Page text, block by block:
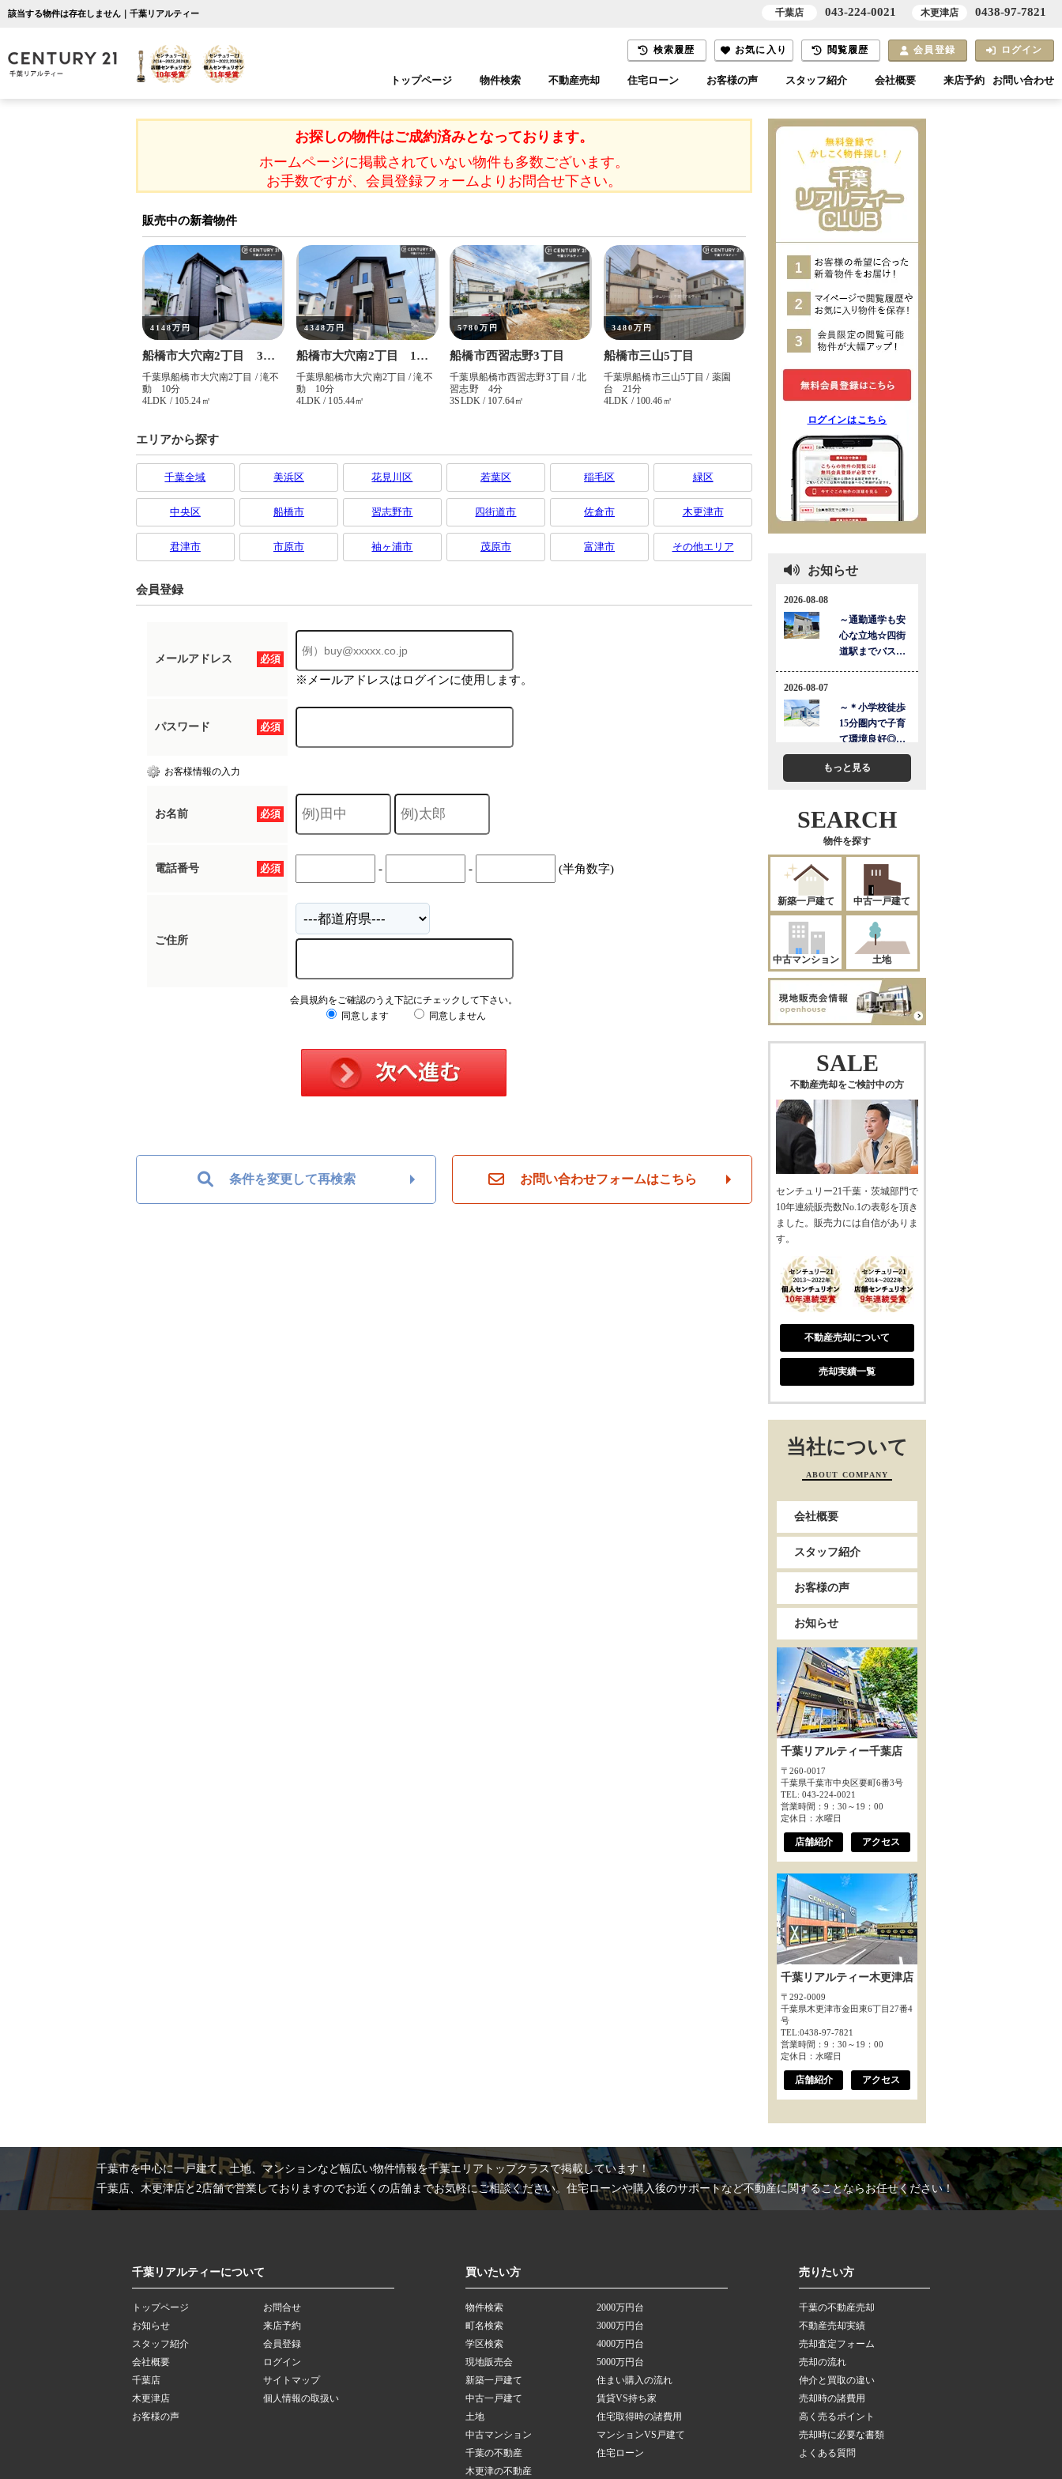
該当する物件は存在しません｜千葉リアルティー
検索履歴 お気に入り 閲覧履歴 会員登録 ログイン
トップページ 物件検索
千葉エリア 木更津エリア
不動産売却 住宅ローン お客様の声 スタッフ紹介 会社概要 来店予約 お問い合わせ
お探しの物件はご成約済みとなっております。
ホームページに掲載されていない物件も多数ございます。
お手数ですが、会員登録フォームよりお問合せ下さい。
エリアから探す
千葉全域 美浜区 花見川区 若葉区 稲毛区 緑区
中央区 船橋市 習志野市 四街道市 佐倉市 木更津市
君津市 市原市 袖ヶ浦市 茂原市 富津市 その他エリア
会員登録
必須
メールアドレス
※メールアドレスはログインに使用します。
必須
パスワード
お客様情報の入力
必須
お名前
必須
電話番号 - - (半角数字)
ご住所
会員規約をご確認のうえ下記にチェックして下さい。
同意します
同意しません
条件を変更して再検索 お問い合わせフォームはこちら
ログインはこちら
お知らせ
もっと見る
SEARCH
物件を探す
新築一戸建て 中古一戸建て
中古マンション 土地
SALE
不動産売却をご検討中の方
センチュリー21千葉・茨城部門で
10年連続販売数No.1の表彰を頂き
ました。販売力には自信がありま
す。
不動産売却について
売却実績一覧
当社について
ABOUT COMPANY
会社概要
スタッフ紹介
お客様の声
お知らせ
千葉リアルティー千葉店
〒260-0017
千葉県千葉市中央区要町6番3号
TEL: 043-224-0021
営業時間：9：30～19：00
定休日：水曜日
店舗紹介 アクセス
千葉リアルティー木更津店
〒292-0009
千葉県木更津市金田東6丁目27番4
号
TEL:0438-97-7821
営業時間：9：30～19：00
定休日：水曜日
店舗紹介 アクセス
千葉市を中心に一戸建て、土地、マンションなど幅広い物件情報を千葉エリアトップクラスで掲載しています！
千葉店、木更津店と2店舗で営業しておりますのでお近くの店舗までお気軽にご相談ください。住宅ローンや購入後のサポートなど不動産に関することならお任せください！
千葉リアルティーについて
トップページ
お知らせ
スタッフ紹介
会社概要
千葉店
木更津店
お客様の声
お問合せ
来店予約
会員登録
ログイン
サイトマップ
個人情報の取扱い
買いたい方
物件検索
町名検索
学区検索
現地販売会
新築一戸建て
中古一戸建て
土地
中古マンション
千葉の不動産
木更津の不動産
2000万円台
3000万円台
4000万円台
5000万円台
住まい購入の流れ
賃貸VS持ち家
住宅取得時の諸費用
マンションVS戸建て
住宅ローン
売りたい方
千葉の不動産売却
不動産売却実績
売却査定フォーム
売却の流れ
仲介と買取の違い
売却時の諸費用
高く売るポイント
売却時に必要な書類
よくある質問
千葉店 043-224-0021 木更津店 0438-97-7821